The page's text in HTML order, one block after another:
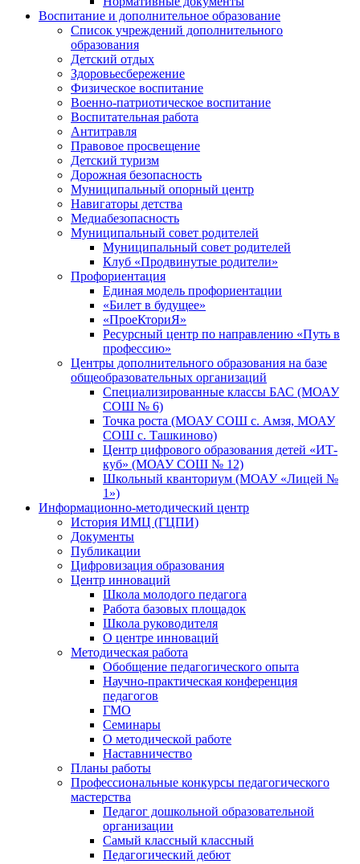
Воспитание и дополнительное образование
Список учреждений дополнительного
образования
Детский отдых
Здоровьесбережение
Физическое воспитание
Военно-патриотическое воспитание
Воспитательная работа
Антитравля
Правовое просвещение
Детский туризм
Дорожная безопасность
Муниципальный опорный центр
Навигаторы детства
Медиабезопасность
Мyниципальный совет родителей
Муниципальный совет родителей
Клуб «Продвинутые родители»
Профориентация
Единая модель профориентации
«Билет в будущее»
«ПроеКториЯ»
Ресурсный центр по направлению «Путь в
профессию»
Центры дополнительного образования на базе
общеобразовательных организаций
Специализированные классы БАС (МОАУ
СОШ № 6)
Точка роста (МОАУ СОШ с. Амзя, МОАУ
СОШ с. Ташкиново)
Центр цифрового образования детей «ИТ-
куб» (МОАУ СОШ № 12)
Школьный кванториум (МОАУ «Лицей №
1»)
Информационно-методический центр
История ИМЦ (ГЦПИ)
Документы
Публикации
Цифровизация образования
Центр инноваций
Школа молодого педагога
Работа базовых площадок
Школа руководителя
О центре инноваций
Методическая работа
Обобщение педагогического опыта
Научно-практическая конференция
педагогов
ГМО
Семинары
О методической работе
Наставничество
Планы работы
Профессиональные конкурсы педагогического
мастерства
Педагог дошкольной образовательной
организации
Самый классный классный
Педагогический дебют